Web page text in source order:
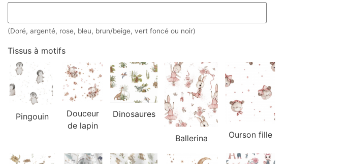
(Doré, argenté, rose, bleu, brun/beige, vert foncé ou noir)
Tissus à motifs
Pingouin
Douceur
de lapin
Dinosaures
Ballerina Ourson fille